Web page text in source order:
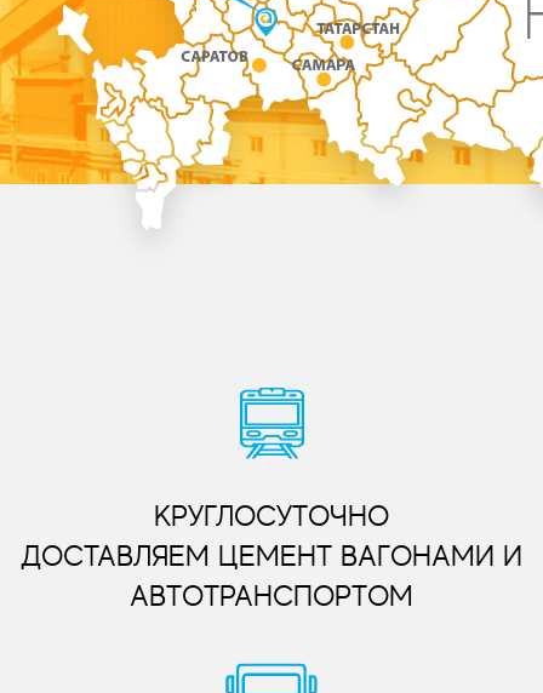
КРУГЛОСУТОЧНО
ДОСТАВЛЯЕМ ЦЕМЕНТ ВАГОНАМИ И
АВТОТРАНСПОРТОМ